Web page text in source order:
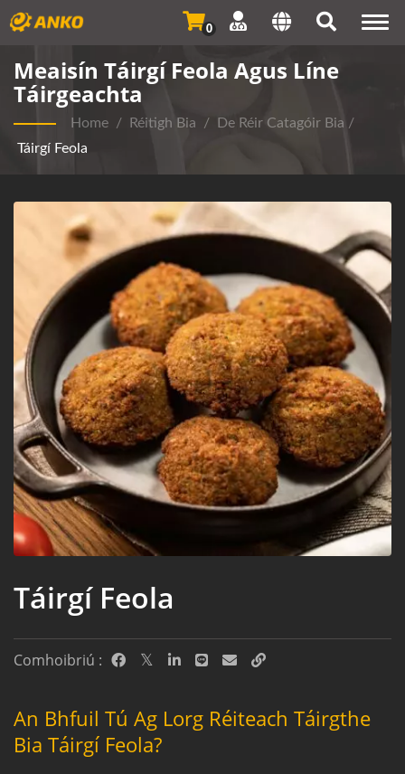
0
Meaisín Táirgí Feola Agus Líne
Táirgeachta
Home / Réitigh Bia / De Réir Catagóir Bia /
Táirgí Feola
Táirgí Feola
Comhoibriú :
An Bhfuil Tú Ag Lorg Réiteach Táirgthe
Bia Táirgí Feola?